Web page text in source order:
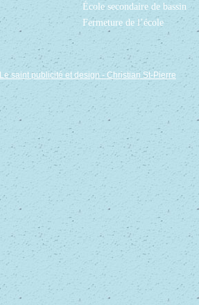
École secondaire de bassin
Fermeture de l’école
Le saint publicité et design - Christian St-Pierre